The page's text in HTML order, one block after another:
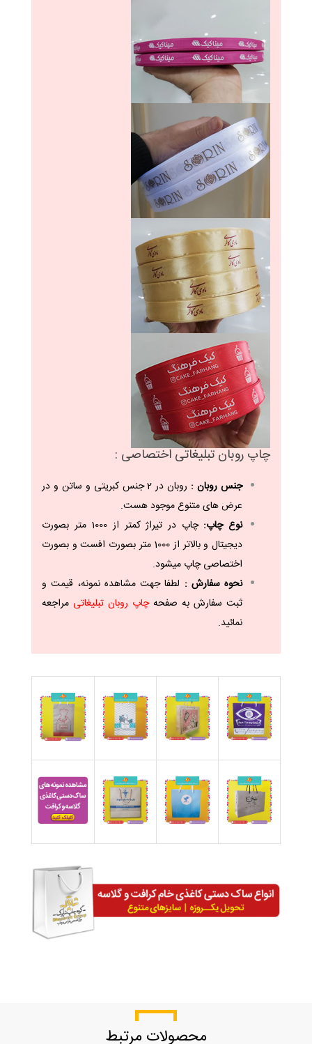
چاپ روبان تبلیغاتی اختصاصی :
جنس روبان :
روبان در 2 جنس کبریتی و ساتن و در
عرض های متنوع موجود هست.
نوع چاپ:
چاپ در تیراژ کمتر از 1000 متر بصورت
دیجیتال و بالاتر از 1000 متر بصورت افست و بصورت
اختصاصی چاپ میشود.
نحوه سفارش : لطفا جهت مشاهده نمونه، قیمت و
ثبت سفارش به صفحهچاپ روبان تبلیغاتی مراجعه
نمائید.
محصولات مرتبط